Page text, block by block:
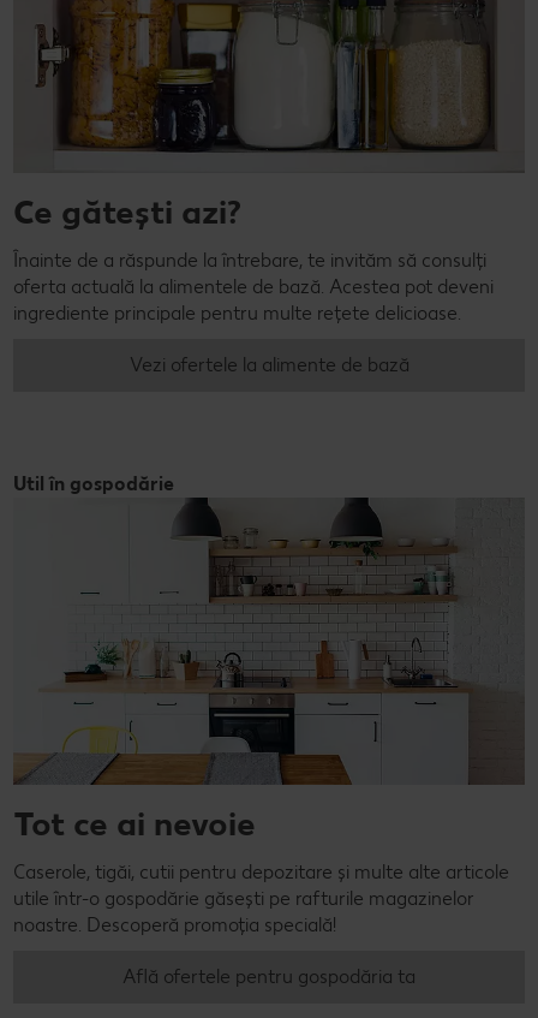
Ce gătești azi?
Înainte de a răspunde la întrebare, te invităm să consulți
oferta actuală la alimentele de bază. Acestea pot deveni
ingrediente principale pentru multe rețete delicioase.
Vezi ofertele la alimente de bază
Util în gospodărie
Tot ce ai nevoie
Caserole, tigăi, cutii pentru depozitare și multe alte articole
utile într-o gospodărie găsești pe rafturile magazinelor
noastre. Descoperă promoția specială!
Află ofertele pentru gospodăria ta